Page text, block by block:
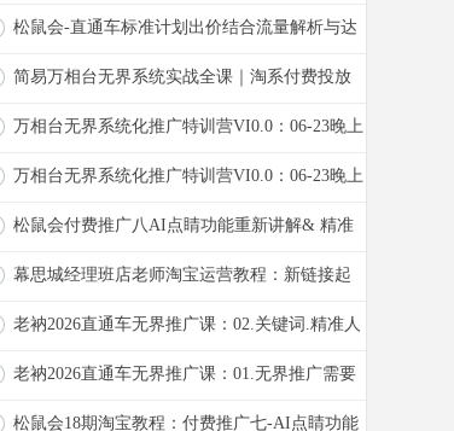
后如何拉升2026.7.7
松鼠会-直通车标准计划出价结合流量解析与达
摩盘方法2026.7.8
简易万相台无界系统实战全课｜淘系付费投放
底层逻辑、场景化搭建、人群优化、投产...
万相台无界系统化推广特训营VI0.0：06-23晚上
2电商动销与爆款打造策略
万相台无界系统化推广特训营VI0.0：06-23晚上
1关键词推广与测款策略
松鼠会付费推广八AI点睛功能重新讲解& 精准
人群投放成交固定模板2026.7.1
幕思城经理班店老师淘宝运营教程：新链接起
品整体流程2026.6
老衲2026直通车无界推广课：02.关键词.精准人
群.全站.视频推广；如何选择？
老衲2026直通车无界推广课：01.无界推广需要
注意的事项
松鼠会18期淘宝教程：付费推广七-AI点睛功能